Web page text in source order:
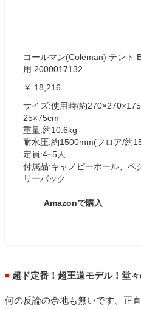
コールマン(Coleman) テント
用 2000017132
￥ 18,216
サイズ:使用時/約
25×75cm
重量:約10.6kg
耐水圧:約1500mm(フロア/約
定員:4~5人
付属品:キャノピーポール、ペ
リーバック
Amazonで購入
■ 超ド定番！超王道モデル！堂々
何の反論の余地も無いです、正